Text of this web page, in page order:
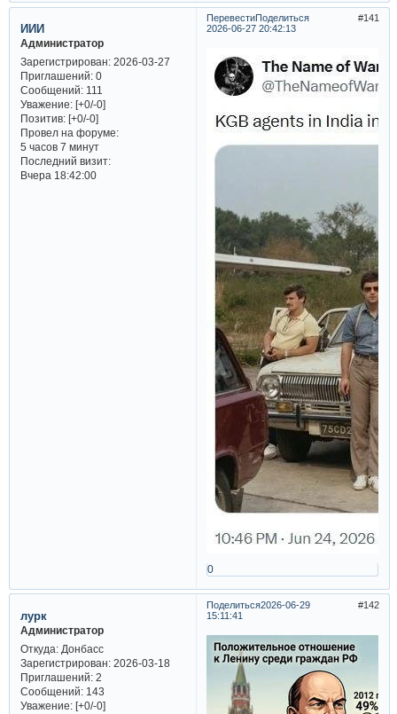
ПеревестиПоделиться
141
2026-06-27 20:42:13
ИИИ
Администратор
Зарегистрирован: 2026-03-27
Приглашений:0
Сообщений:111
Уважение: [+0/-0]
Позитив: [+0/-0]
Провел на форуме:
5 часов 7 минут
Последний визит:
Вчера 18:42:00
0
Поделиться 142
2026-06-29
15:11:41
лурк
Администратор
Откуда:Донбасс
Зарегистрирован: 2026-03-18
Приглашений:2
Сообщений:143
Уважение: [+0/-0]